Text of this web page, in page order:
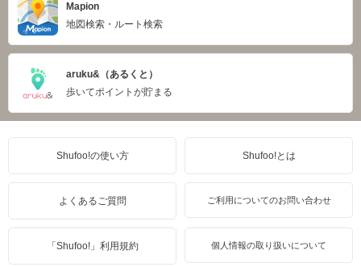
Mapion
地図検索・ルート検索
aruku&（あるくと）
歩いてポイントが貯まる
Shufoo!の使い方 Shufoo!とは
よくあるご質問 ご利用についてのお問い合わせ
「Shufoo!」利用規約 個人情報の取り扱いについて